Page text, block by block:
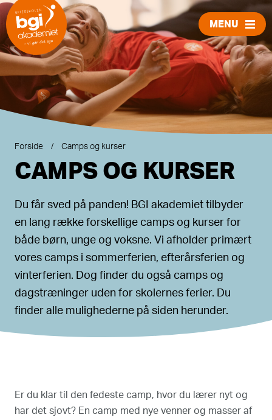
MENU
LUK
Forside / Camps og kurser
CAMPS OG KURSER
Du får sved på panden! BGI akademiet tilbyder
en lang række forskellige camps og kurser for
både børn, unge og voksne. Vi afholder primært
vores camps i sommerferien, efterårsferien og
vinterferien. Dog finder du også camps og
dagstræninger uden for skolernes ferier. Du
finder alle mulighederne på siden herunder.
Er du klar til den fedeste camp, hvor du lærer nyt og
har det sjovt? En camp med nye venner og masser af